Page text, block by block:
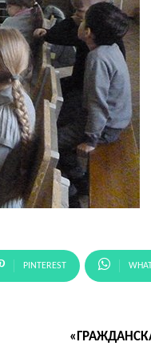
PINTEREST